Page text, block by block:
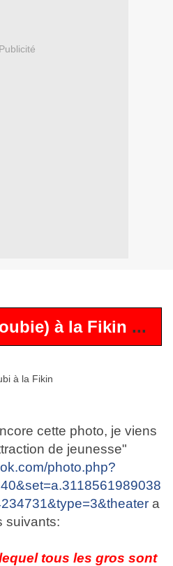
Publicité
à la Fikin ...
cette photo, je viens
de jeunesse"
photo.php?
a
suivants:
tous les gros sont